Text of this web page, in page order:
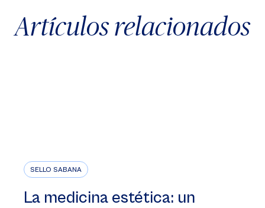
Artículos relacionados
SELLO SABANA
La medicina estética: un